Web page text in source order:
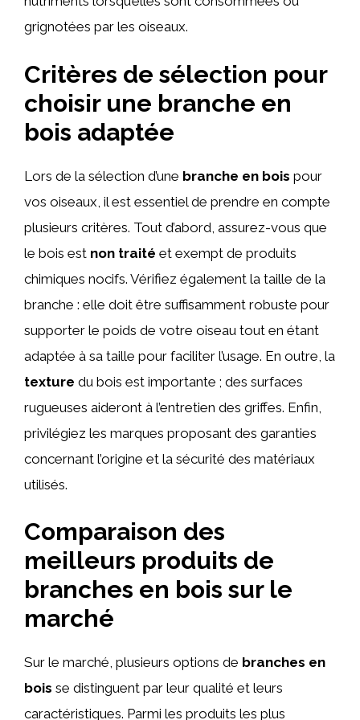
grignotées par les oiseaux.
Critères de sélection pour
choisir une branche en
bois adaptée
Lors de la sélection d’une branche en bois pour
vos oiseaux, il est essentiel de prendre en compte
plusieurs critères. Tout d’abord, assurez-vous que
le bois est non traité et exempt de produits
chimiques nocifs. Vérifiez également la taille de la
branche : elle doit être suffisamment robuste pour
supporter le poids de votre oiseau tout en étant
adaptée à sa taille pour faciliter l’usage. En outre, la
texture du bois est importante ; des surfaces
rugueuses aideront à l’entretien des griffes. Enfin,
privilégiez les marques proposant des garanties
concernant l’origine et la sécurité des matériaux
utilisés.
Comparaison des
meilleurs produits de
branches en bois sur le
marché
Sur le marché, plusieurs options de branches en
bois se distinguent par leur qualité et leurs
caractéristiques. Parmi les produits les plus